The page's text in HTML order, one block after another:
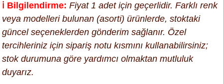
ℹ️ Bilgilendirme: Fiyat 1 adet için geçerlidir. Farklı renk
veya modelleri bulunan (asorti) ürünlerde, stoktaki
güncel seçeneklerden gönderim sağlanır. Özel
tercihleriniz için sipariş notu kısmını kullanabilirsiniz;
stok durumuna göre yardımcı olmaktan mutluluk
duyarız.